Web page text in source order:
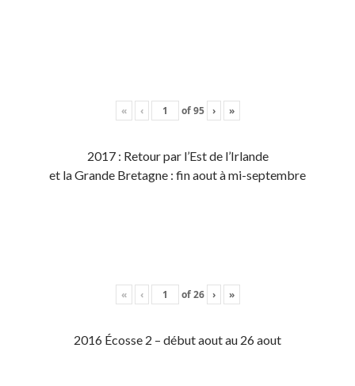
« ‹ of95 › »
2017 : Retour par l’Est de l’Irlande
et la Grande Bretagne : fin aout à mi-septembre
« ‹ of26 › »
2016 Écosse 2 – début aout au 26 aout